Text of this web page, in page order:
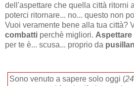
dell'aspettare che quella città ritorni
poterci ritornare... no... questo non
Vuoi veramente bene alla tua città?
combatti perchè migliori. Aspettare
per te è... scusa... proprio da
Sono venuto a sapere solo oggi (